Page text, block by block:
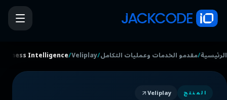
الرئيسية/مقدمو الخدمات وعمليات التكامل/
Veliplay
/
Intelligence
المنتج Veliplay